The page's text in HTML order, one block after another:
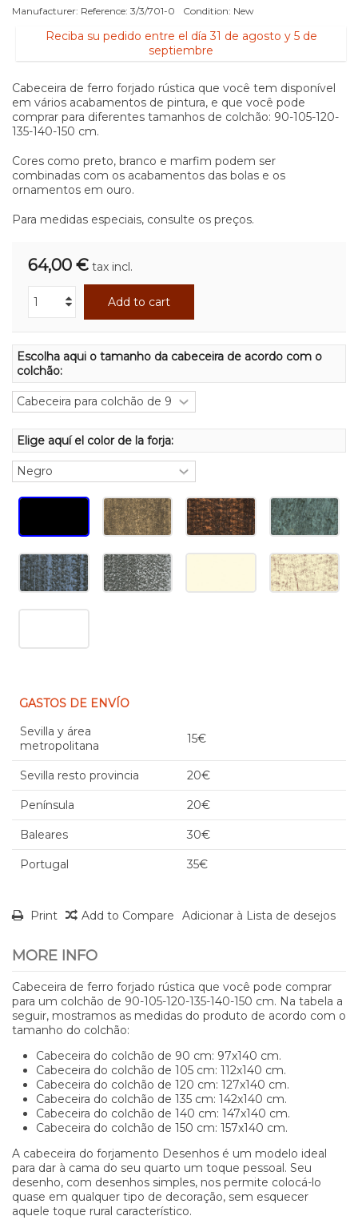
Manufacturer: Reference: 3/3/701-0 Condition: New
Reciba su pedido entre el día 31 de agosto y 5 de
septiembre
Cabeceira de ferro forjado rústica que você tem disponível
em vários acabamentos de pintura, e que você pode
comprar para diferentes tamanhos de colchão: 90-105-120-
135-140-150 cm.
Cores como preto, branco e marfim podem ser
combinadas com os acabamentos das bolas e os
ornamentos em ouro.
Para medidas especiais, consulte os preços.
64,00 € tax incl.
Add to cart
Elige aquí el color de la forja:
Escolha aqui o tamanho da cabeceira de acordo com o
colchão:
GASTOS DE ENVÍO
Sevilla y área
metropolitana
15€
Sevilla resto provincia 20€
Península 20€
Baleares 30€
Portugal 35€
Print Add to Compare Adicionar à Lista de desejos
MORE INFO
Cabeceira de ferro forjado rústica que você pode comprar
para um colchão de 90-105-120-135-140-150 cm. Na tabela a
seguir, mostramos as medidas do produto de acordo com o
tamanho do colchão:
Cabeceira do colchão de 90 cm: 97x140 cm.
Cabeceira do colchão de 105 cm: 112x140 cm.
Cabeceira do colchão de 120 cm: 127x140 cm.
Cabeceira do colchão de 135 cm: 142x140 cm.
Cabeceira do colchão de 140 cm: 147x140 cm.
Cabeceira do colchão de 150 cm: 157x140 cm.
A cabeceira do forjamento Desenhos é um modelo ideal
para dar à cama do seu quarto um toque pessoal. Seu
desenho, com desenhos simples, nos permite colocá-lo
quase em qualquer tipo de decoração, sem esquecer
aquele toque rural característico.